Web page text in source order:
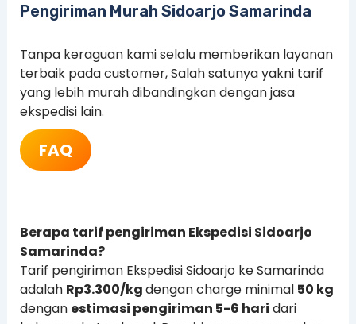
Pengiriman Murah Sidoarjo Samarinda
Tanpa keraguan kami selalu memberikan layanan
terbaik pada customer, Salah satunya yakni tarif
yang lebih murah dibandingkan dengan jasa
ekspedisi lain.
FAQ
Berapa tarif pengiriman Ekspedisi Sidoarjo
Samarinda?
Tarif pengiriman Ekspedisi Sidoarjo ke Samarinda
adalah Rp3.300/kgdengan charge minimal 50 kg
dengan estimasi pengiriman 5-6 hari dari